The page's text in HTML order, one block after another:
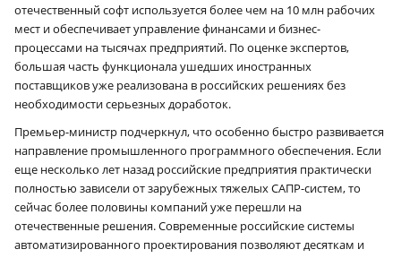
отечественный софт используется более чем на 10 млн рабочих
мест и обеспечивает управление финансами и бизнес-
процессами на тысячах предприятий. По оценке экспертов,
большая часть функционала ушедших иностранных
поставщиков уже реализована в российских решениях без
необходимости серьезных доработок.
Премьер-министр подчеркнул, что особенно быстро развивается
направление промышленного программного обеспечения. Если
еще несколько лет назад российские предприятия практически
полностью зависели от зарубежных тяжелых САПР-систем, то
сейчас более половины компаний уже перешли на
отечественные решения. Современные российские системы
автоматизированного проектирования позволяют десяткам и